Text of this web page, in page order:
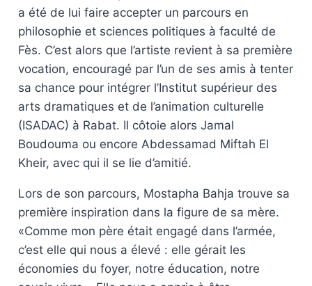
a été de lui faire accepter un parcours en
philosophie et sciences politiques à faculté de
Fès. C’est alors que l’artiste revient à sa première
vocation, encouragé par l’un de ses amis à tenter
sa chance pour intégrer l’Institut supérieur des
arts dramatiques et de l’animation culturelle
(ISADAC) à Rabat. Il côtoie alors Jamal
Boudouma ou encore Abdessamad Miftah El
Kheir, avec qui il se lie d’amitié.
Lors de son parcours, Mostapha Bahja trouve sa
première inspiration dans la figure de sa mère.
«Comme mon père était engagé dans l’armée,
c’est elle qui nous a élevé : elle gérait les
économies du foyer, notre éducation, notre